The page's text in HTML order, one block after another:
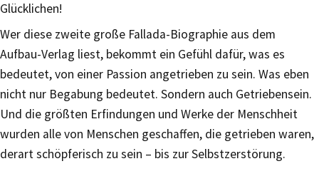
Glücklichen!
Wer diese zweite große Fallada-Biographie aus dem
Aufbau-Verlag liest, bekommt ein Gefühl dafür, was es
bedeutet, von einer Passion angetrieben zu sein. Was eben
nicht nur Begabung bedeutet. Sondern auch Getriebensein.
Und die größten Erfindungen und Werke der Menschheit
wurden alle von Menschen geschaffen, die getrieben waren,
derart schöpferisch zu sein – bis zur Selbstzerstörung.